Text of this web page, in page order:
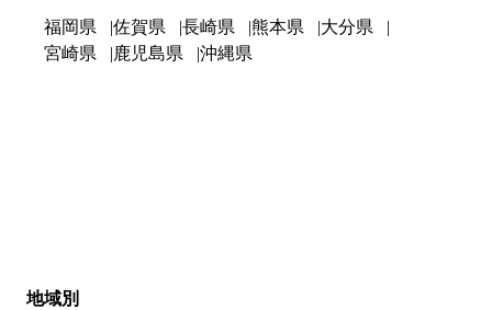
福岡県 佐賀県 長崎県 熊本県
大分県
宮崎県
鹿児島県 沖縄県
地域別